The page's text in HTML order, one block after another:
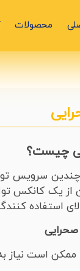
محصولات
چیست؟
سرویس
از یک کانکس
استفاده
صحرایی
ممکن است نیاز